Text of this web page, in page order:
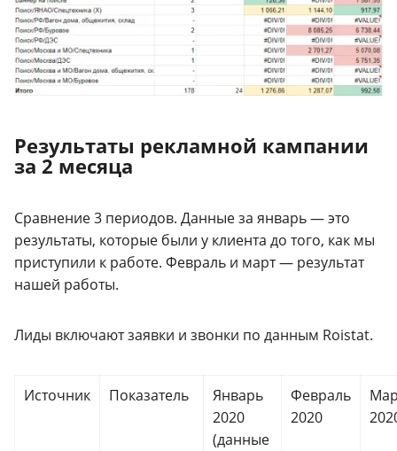
Результаты рекламной кампании
за 2 месяца
Сравнение 3 периодов. Данные за январь — это
результаты, которые были у клиента до того, как мы
приступили к работе. Февраль и март — результат
нашей работы.
Лиды включают заявки и звонки по данным Roistat.
Источник Показатель
Январь
2020
(данные
Февраль
2020